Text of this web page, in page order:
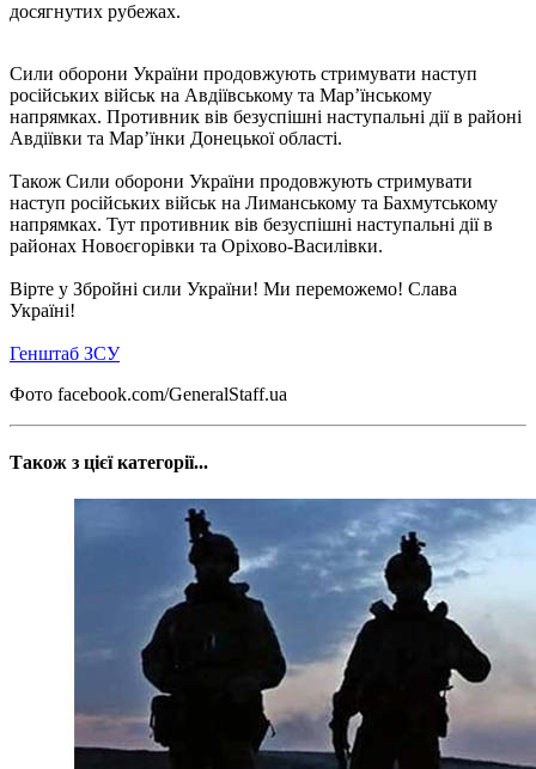
досягнутих рубежах.
Сили оборони України продовжують стримувати наступ
російських військ на Авдіївському та Мар’їнському
напрямках. Противник вів безуспішні наступальні дії в районі
Авдіївки та Мар’їнки Донецької області.
Також Сили оборони України продовжують стримувати
наступ російських військ на Лиманському та Бахмутському
напрямках. Тут противник вів безуспішні наступальні дії в
районах Новоєгорівки та Оріхово-Василівки.
Вірте у Збройні сили України! Ми переможемо! Слава
Україні!
Генштаб ЗСУ
Фото facebook.com/GeneralStaff.ua
Також з цієї категорії...